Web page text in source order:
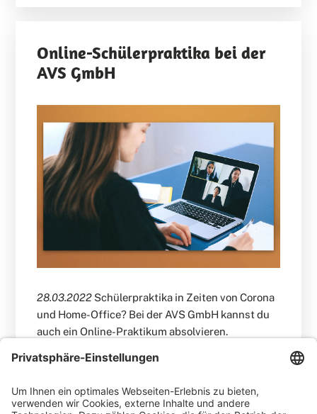
Online-Schülerpraktika bei der
AVS GmbH
28.03.2022 Schülerpraktika in Zeiten von Corona
und Home-Office? Bei der AVS GmbH kannst du
auch ein Online-Praktikum absolvieren.